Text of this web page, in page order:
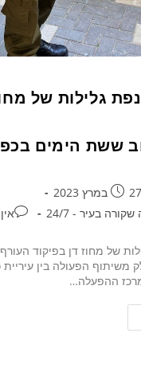
גלילות של
ששת הימים
27 במרץ 2023
בעיר - 24/7
של מחוז דן בפיקוד
הפעולה בין עיריית
ההפעלה…